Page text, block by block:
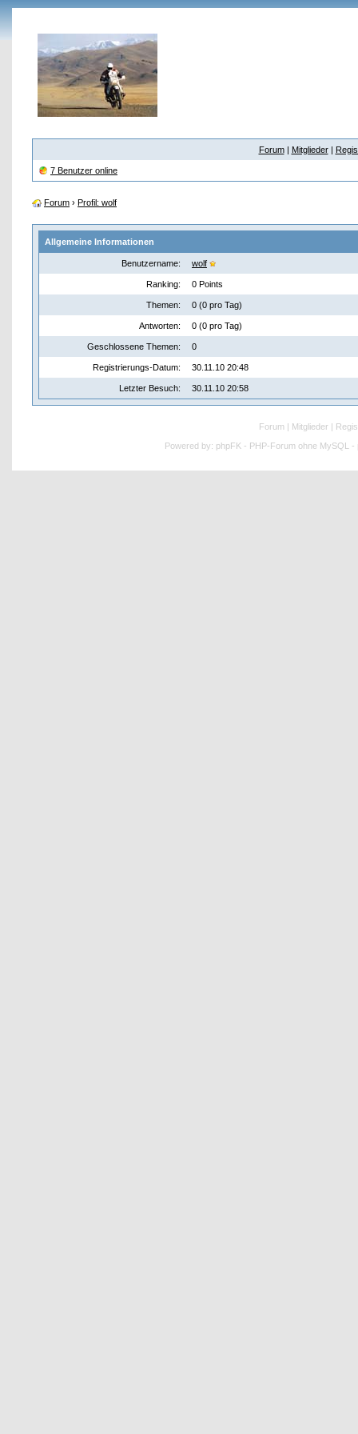
Forum| Mitglieder|
7 Benutzer online
Forum › Profil: wolf
Allgemeine Informationen
Benutzername: wolf
Ranking: 0 Points
Themen: 0 (0 pro Tag)
Antworten: 0 (0 pro Tag)
Geschlossene Themen: 0
Registrierungs-Datum: 30.11.10 20:48
Letzter Besuch: 30.11.10 20:58
Forum | Mitglieder |
Powered by: phpFK - PHP-Forum ohne MySQL -